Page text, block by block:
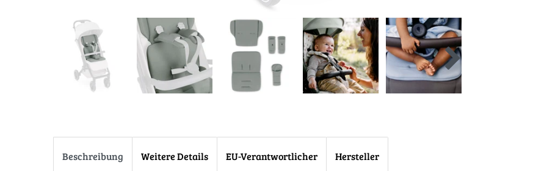
Beschreibung Weitere Details EU-Verantwortlicher Hersteller